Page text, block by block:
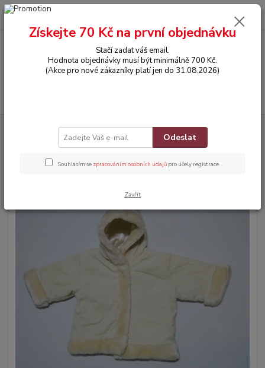
0,00 Kč
OBLEČENÍ Bundička s kapucí
Bundička s kapucí
Získejte 70 Kč na první objednávku
Stačí zadat váš email.
Hodnota objednávky musí být minimálně 700 Kč.
(Akce pro nové zákazníky platí jen do 31.08.2026)
Odeslat
Souhlasím se zpracováním osobních údajů pro účely registrace.
Zavřít